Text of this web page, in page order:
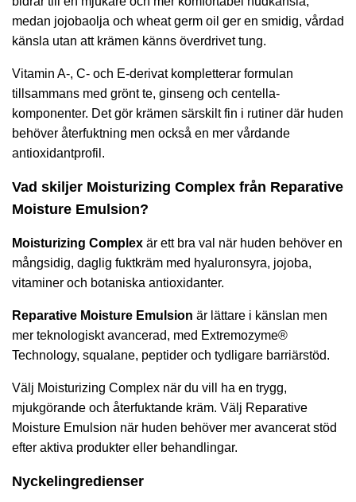
medan jojobaolja och wheat germ oil ger en smidig, vårdad
känsla utan att krämen känns överdrivet tung.
Vitamin A-, C- och E-derivat kompletterar formulan
tillsammans med grönt te, ginseng och centella-
komponenter. Det gör krämen särskilt fin i rutiner där huden
behöver återfuktning men också en mer vårdande
antioxidantprofil.
Vad skiljer Moisturizing Complex från Reparative
Moisture Emulsion?
Moisturizing Complex är ett bra val när huden behöver en
mångsidig, daglig fuktkräm med hyaluronsyra, jojoba,
vitaminer och botaniska antioxidanter.
Reparative Moisture Emulsion är lättare i känslan men
mer teknologiskt avancerad, med Extremozyme®
Technology, squalane, peptider och tydligare barriärstöd.
Välj Moisturizing Complex när du vill ha en trygg,
mjukgörande och återfuktande kräm. Välj Reparative
Moisture Emulsion när huden behöver mer avancerat stöd
efter aktiva produkter eller behandlingar.
Nyckelingredienser